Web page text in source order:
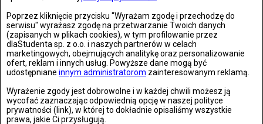
Poprzez kliknięcie przycisku "Wyrażam zgodę i przechodzę do
serwisu" wyrażasz zgodę na przetwarzanie Twoich danych
(zapisanych w plikach cookies), w tym profilowanie przez
dlaStudenta sp. z o.o. i naszych partnerów w celach
marketingowych, obejmujących analitykę oraz personalizowanie
ofert, reklam i innych usług. Powyższe dane mogą być
udostępniane innym administratorom zainteresowanym reklamą.
Wyrażenie zgody jest dobrowolne i w każdej chwili możesz ją
wycofać zaznaczając odpowiednią opcję w naszej polityce
prywatności (link), w której to dokładnie opisaliśmy wszystkie
prawa, jakie Ci przysługują.
Ryszard C. zatrzymany przez CBA w związku z aferą Collegium
Humanum
11 września 2024 roku na warszawskim lotnisku Centralne Biuro
Antykorupcyjne...